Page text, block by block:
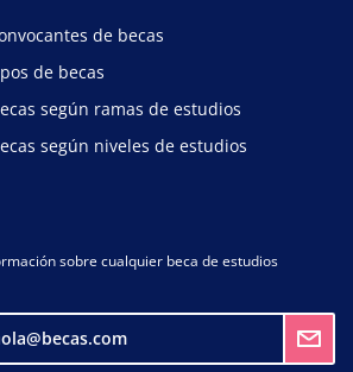
de becas
de becas
según ramas de estudios
según niveles de estudios
sobre cualquier beca de estudios